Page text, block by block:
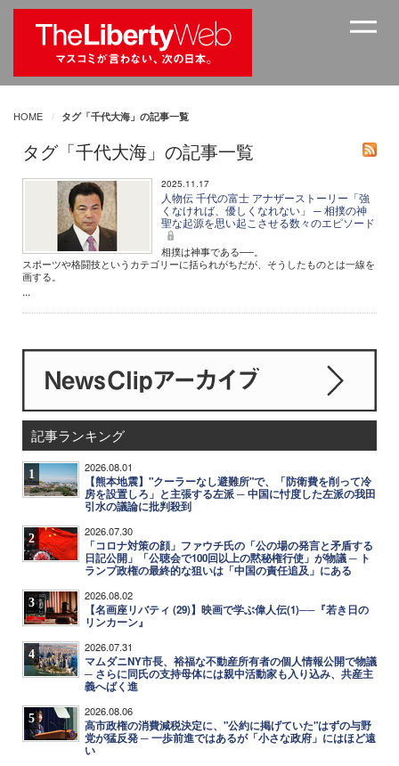
HOME タグ「千代大海」の記事一覧
タグ「千代大海」の記事一覧
2025.11.17
人物伝 千代の富士 アナザーストーリー「強
くなければ、優しくなれない」 ─ 相撲の神
聖な起源を思い起こさせる数々のエピソード
相撲は神事である──。
スポーツや格闘技というカテゴリーに括られがちだが、そうしたものとは一線を
画する。
...
記事ランキング
1 2026.08.01
【熊本地震】"クーラーなし避難所"で、「防衛費を削って冷
房を設置しろ」と主張する左派 ─ 中国に忖度した左派の我田
引水の議論に批判殺到
2 2026.07.30
「コロナ対策の顔」ファウチ氏の「公の場の発言と矛盾する
日記公開」「公聴会で100回以上の黙秘権行使」が物議 ─ ト
ランプ政権の最終的な狙いは「中国の責任追及」にある
3 2026.08.02
【名画座リバティ (29)】映画で学ぶ偉人伝(1)──『若き日の
リンカーン』
4 2026.07.31
マムダニNY市長、裕福な不動産所有者の個人情報公開で物議
─ さらに同氏の支持母体には親中活動家も入り込み、共産主
義へばく進
5 2026.08.06
高市政権の消費減税決定に、"公約に掲げていた"はずの与野
党が猛反発 ─ 一歩前進ではあるが「小さな政府」にはほど遠
い